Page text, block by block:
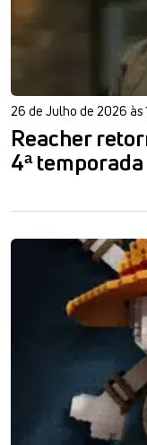
26 de Julho de 2026 às
Reacher
4ª temporada